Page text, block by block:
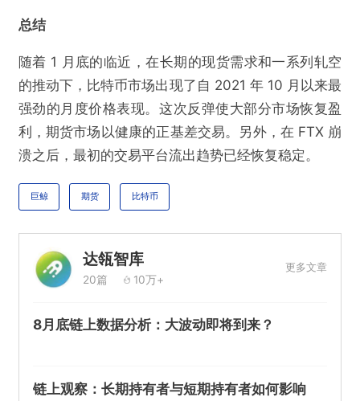
总结
随着 1 月底的临近，在长期的现货需求和一系列轧空
的推动下，比特币市场出现了自 2021 年 10 月以来最
强劲的月度价格表现。这次反弹使大部分市场恢复盈
利，期货市场以健康的正基差交易。另外，在 FTX 崩
溃之后，最初的交易平台流出趋势已经恢复稳定。
巨鲸 期货 比特币
达瓴智库
20篇 10万+
更多文章
8月底链上数据分析：大波动即将到来？
链上观察：长期持有者与短期持有者如何影响